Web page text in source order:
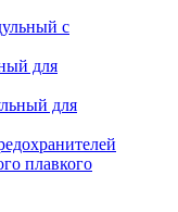
с
для
для
плавкого